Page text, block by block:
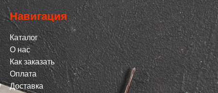
Навигация
Каталог
О нас
Как заказать
Оплата
Доставка